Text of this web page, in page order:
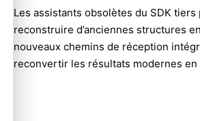
Les assistants obsolètes du SDK tiers
reconstruire d’anciennes structures
nouveaux chemins de réception
reconvertir les résultats modernes en